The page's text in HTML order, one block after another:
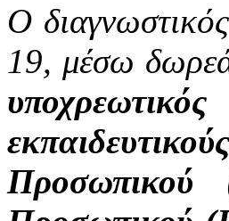
Ο
19, μέσω
Προσωπικού